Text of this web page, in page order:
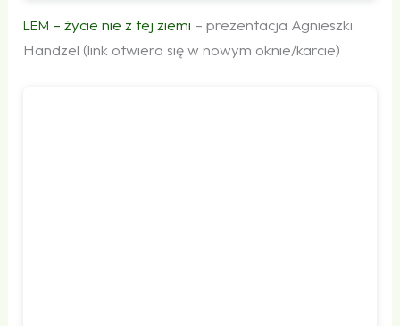
LEM – życie nie z tej ziemi – prezentacja Agnieszki
Handzel (link otwiera się w nowym oknie/karcie)